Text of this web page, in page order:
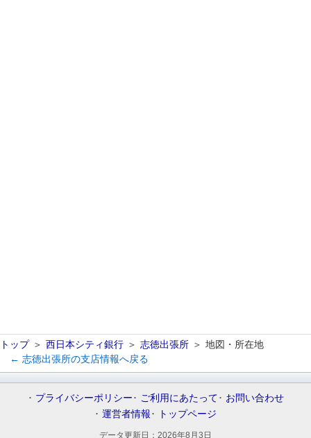
トップ 西日本シティ銀行 志徳出張所
地図・所在地
← 志徳出張所の支店情報へ戻る
プライバシーポリシー ご利用にあたって
お問い合わせ
運営者情報
トップページ
データ更新日： 2026年8月3日